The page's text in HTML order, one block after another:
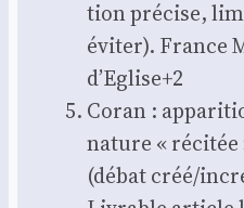
tion pré­cise,
évi­ter). France
d’Eglise+2
Coran :
nature «
(débat créé/